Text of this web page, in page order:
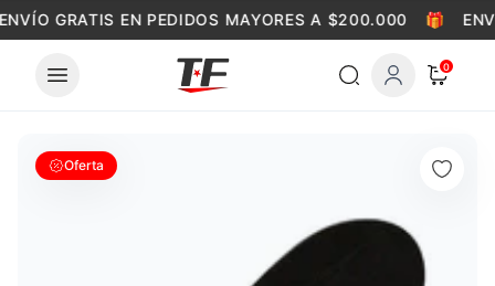
Skip to content
GRATIS EN PEDIDOS MAYORES A $200.000 🎁
0
Oferta